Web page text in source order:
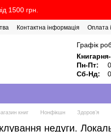
1500 грн.
Контактна інформація Оплата
Графік
Пн-Пт:
Сб-Нд:
книг Нонфікшн Здоровʼя
недуги.